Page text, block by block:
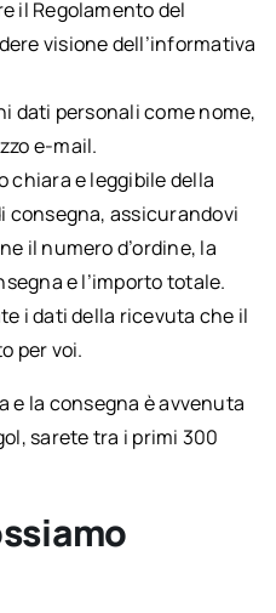
il Regolamento del
visione dell’informativa
dati personali come nome,
e-mail.
chiara e leggibile della
consegna, assicurandovi
il numero d’ordine, la
e l’importo totale.
i dati della ricevuta che il
per voi.
e la consegna è avvenuta
sarete tra i primi 300